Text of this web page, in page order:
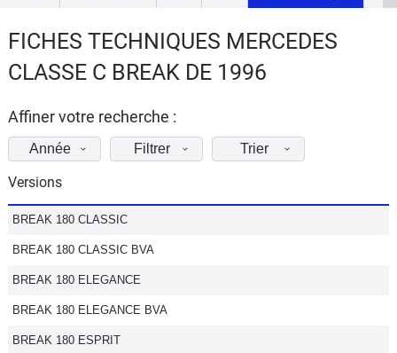
Essais
d'achat
Electriques
Utilitaires
Flottes
Auto
Services
FICHES TECHNIQUES MERCEDES
CLASSE C BREAK DE 1996
Affiner votre recherche :
Année Filtrer Trier
Versions
BREAK 180 CLASSIC
BREAK 180 CLASSIC BVA
BREAK 180 ELEGANCE
BREAK 180 ELEGANCE BVA
BREAK 180 ESPRIT